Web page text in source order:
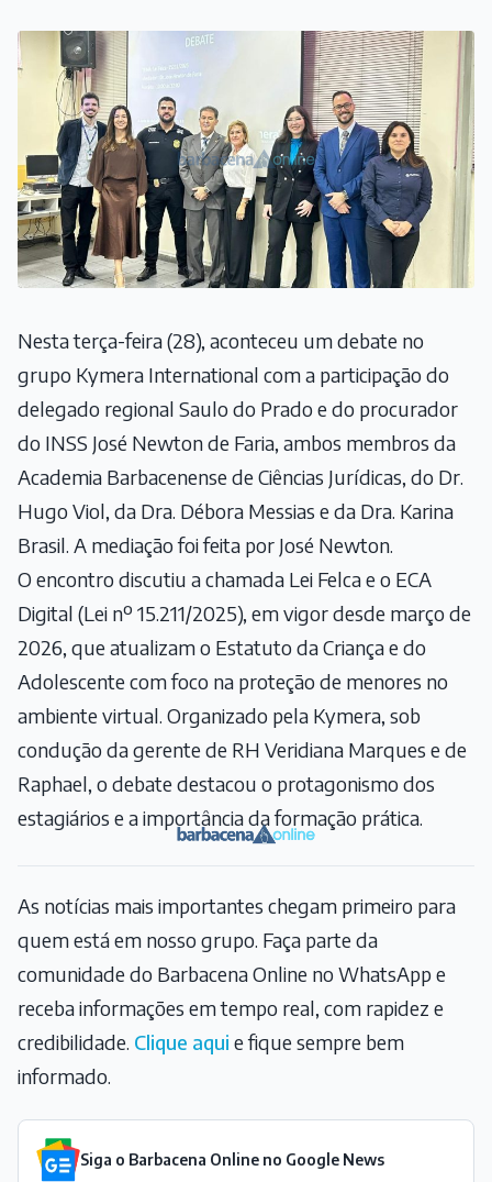
Nesta terça-feira (28), aconteceu um debate no
grupo Kymera International com a participação do
delegado regional Saulo do Prado e do procurador
do INSS José Newton de Faria, ambos membros da
Academia Barbacenense de Ciências Jurídicas, do Dr.
Hugo Viol, da Dra. Débora Messias e da Dra. Karina
Brasil. A mediação foi feita por José Newton.
O encontro discutiu a chamada Lei Felca e o ECA
Digital (Lei nº 15.211/2025), em vigor desde março de
2026, que atualizam o Estatuto da Criança e do
Adolescente com foco na proteção de menores no
ambiente virtual. Organizado pela Kymera, sob
condução da gerente de RH Veridiana Marques e de
Raphael, o debate destacou o protagonismo dos
estagiários e a importância da formação prática.
As notícias mais importantes chegam primeiro para
quem está em nosso grupo. Faça parte da
comunidade do Barbacena Online no WhatsApp e
receba informações em tempo real, com rapidez e
credibilidade. Clique aqui e fique sempre bem
informado.
Siga o Barbacena Online no Google News